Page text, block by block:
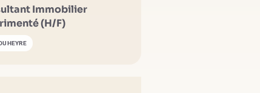
Immobilier
(H/F)